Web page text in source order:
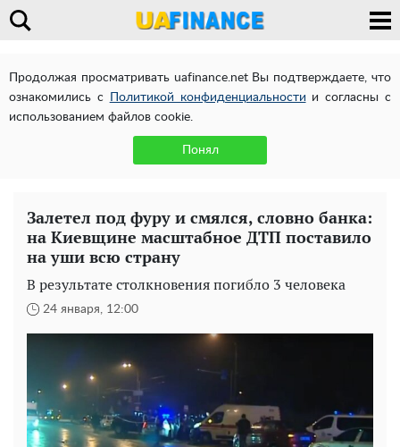
Продолжая просматривать uafinance.net Вы подтверждаете, что
ознакомились с
Политикой конфиденциальности и согласны с
использованием файлов cookie.
Понял
Залетел под фуру и смялся, словно банка:
на Киевщине масштабное ДТП поставило
на уши всю страну
В результате столкновения погибло 3 человека
24 января, 12:00